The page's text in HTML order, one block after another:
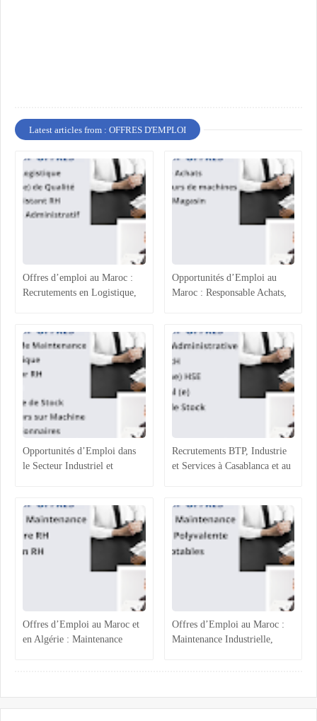
Latest articles from : OFFRES D'EMPLOI
Offres d’emploi au Maroc :
Recrutements en Logistique,
Opportunités d’Emploi au
Maroc : Responsable Achats,
Opportunités d’Emploi dans
le Secteur Industriel et
Casablanca et Hassi Ameur
Recrutements BTP, Industrie
et Services à Casablanca et au
Offres d’Emploi au Maroc et
en Algérie : Maintenance
Offres d’Emploi au Maroc :
Maintenance Industrielle,